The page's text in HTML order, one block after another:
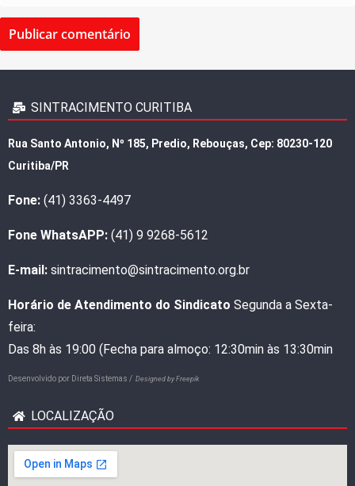
SINTRACIMENTO CURITIBA
Rua Santo Antonio, Nº 185, Predio, Rebouças, Cep: 80230-120
Curitiba/PR
Fone: (41) 3363-4497
Fone WhatsAPP: (41) 9 9268-5612
E-mail: sintracimento@sintracimento.org.br
Horário de Atendimento do Sindicato Segunda a Sexta-
feira:
Das 8h às 19:00 (Fecha para almoço: 12:30min às 13:30min
Desenvolvido por Direta Sistemas / Designed by Freepik
LOCALIZAÇÃO